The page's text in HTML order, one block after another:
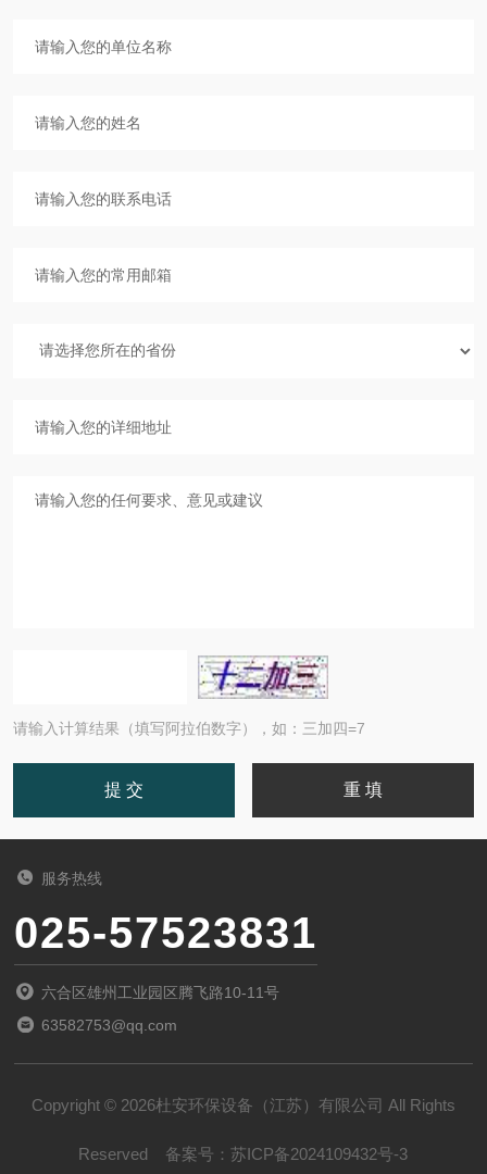
请输入计算结果（填写阿拉伯数字），如：三加四=7
服务热线
025-57523831
六合区雄州工业园区腾飞路10-11号
63582753@qq.com
Copyright © 2026杜安环保设备（江苏）有限公司 All Rights
Reserved 备案号：苏ICP备2024109432号-3